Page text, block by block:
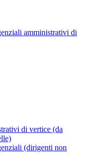
amministrativi di
di vertice (da
(dirigenti non